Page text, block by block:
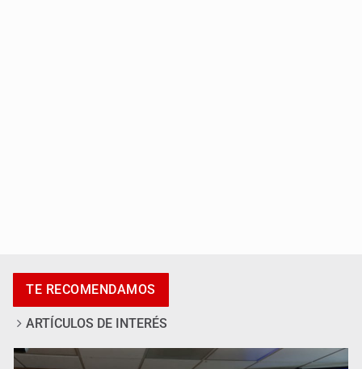
Al archivo la mitad de quejas contra el Siapa
TE RECOMENDAMOS
ARTÍCULOS DE INTERÉS